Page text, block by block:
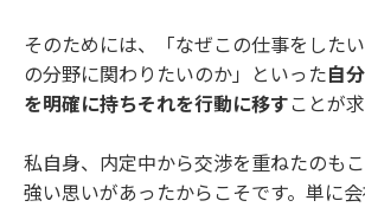
そのためには、「なぜこの仕事をした
の分野に関わりたいのか」といった自
を明確に持ちそれを行動に移す ことが
私自身、内定中から交渉を重ねたのも
強い思いがあったからこそです。単に